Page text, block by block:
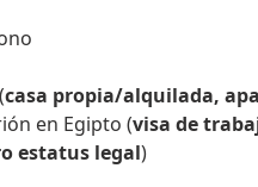
casa propia/alquilada,
en Egipto (visa de
estatus legal)